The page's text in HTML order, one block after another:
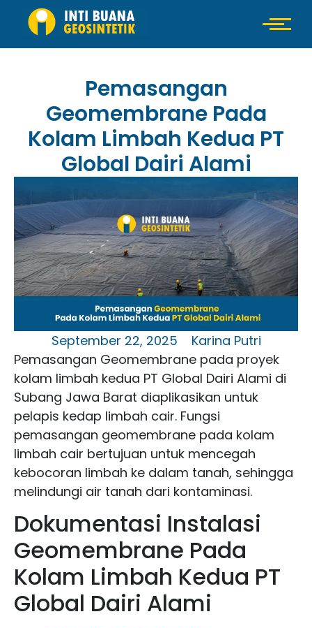
Pemasangan
Geomembrane Pada
Kolam Limbah Kedua PT
Global Dairi Alami
September 22, 2025
Karina Putri
Pemasangan Geomembrane pada proyek
kolam limbah kedua PT Global Dairi Alami di
Subang Jawa Barat diaplikasikan untuk
pelapis kedap limbah cair. Fungsi
pemasangan geomembrane pada kolam
limbah cair bertujuan untuk mencegah
kebocoran limbah ke dalam tanah, sehingga
melindungi air tanah dari kontaminasi.
Dokumentasi Instalasi
Geomembrane Pada
Kolam Limbah Kedua PT
Global Dairi Alami